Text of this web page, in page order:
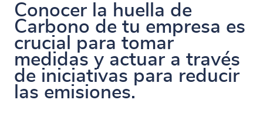
Conocer la huella de
Carbono de tu empresa es
crucial para tomar
medidas y actuar a través
de iniciativas para reducir
las emisiones.